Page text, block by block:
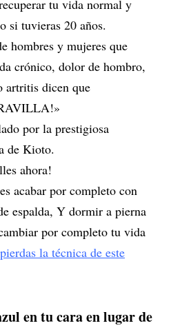
tu vida normal y
si tuvieras 20 años.
hombres y mujeres que
crónico, dolor de hombro,
artritis dicen que
por la prestigiosa
de Kioto.
ahora!
acabar por completo con
espalda, Y dormir a pierna
por completo tu vida
la técnica de este
en tu cara en lugar de